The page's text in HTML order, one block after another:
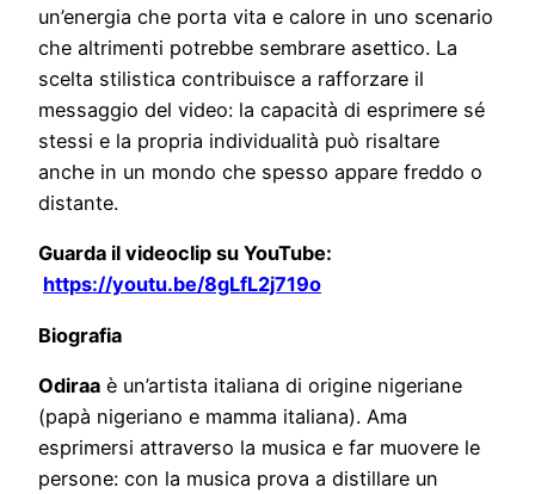
un’energia che porta vita e calore in uno scenario
che altrimenti potrebbe sembrare asettico. La
scelta stilistica contribuisce a rafforzare il
messaggio del video: la capacità di esprimere sé
stessi e la propria individualità può risaltare
anche in un mondo che spesso appare freddo o
distante.
Guarda il videoclip su YouTube:
https://youtu.be/8gLfL2j719o
Biografia
Odiraa è un’artista italiana di origine nigeriane
(papà nigeriano e mamma italiana). Ama
esprimersi attraverso la musica e far muovere le
persone: con la musica prova a distillare un